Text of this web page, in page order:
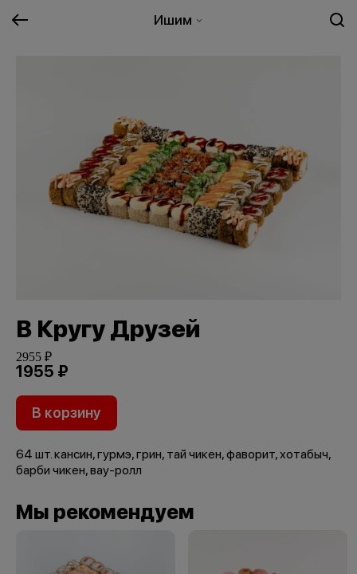
Ишим
В Кругу Друзей
2955 ₽
1955 ₽
В корзину
64 шт. кансин, гурмэ, грин, тай чикен, фаворит, хотабыч,
барби чикен, вау-ролл
Мы рекомендуем